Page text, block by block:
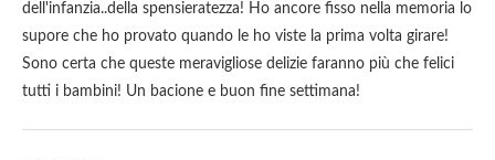
dell'infanzia..della spensieratezza! Ho ancore fisso nella memoria lo
supore che ho provato quando le ho viste la prima volta girare!
Sono certa che queste meravigliose delizie faranno più che felici
tutti i bambini! Un bacione e buon fine settimana!